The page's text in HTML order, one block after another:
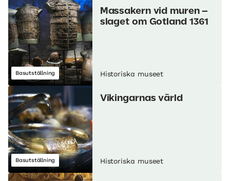
Basutställning
Massakern vid muren –
slaget om Gotland 1361
Historiska museet
Basutställning
Vikingarnas värld
Historiska museet